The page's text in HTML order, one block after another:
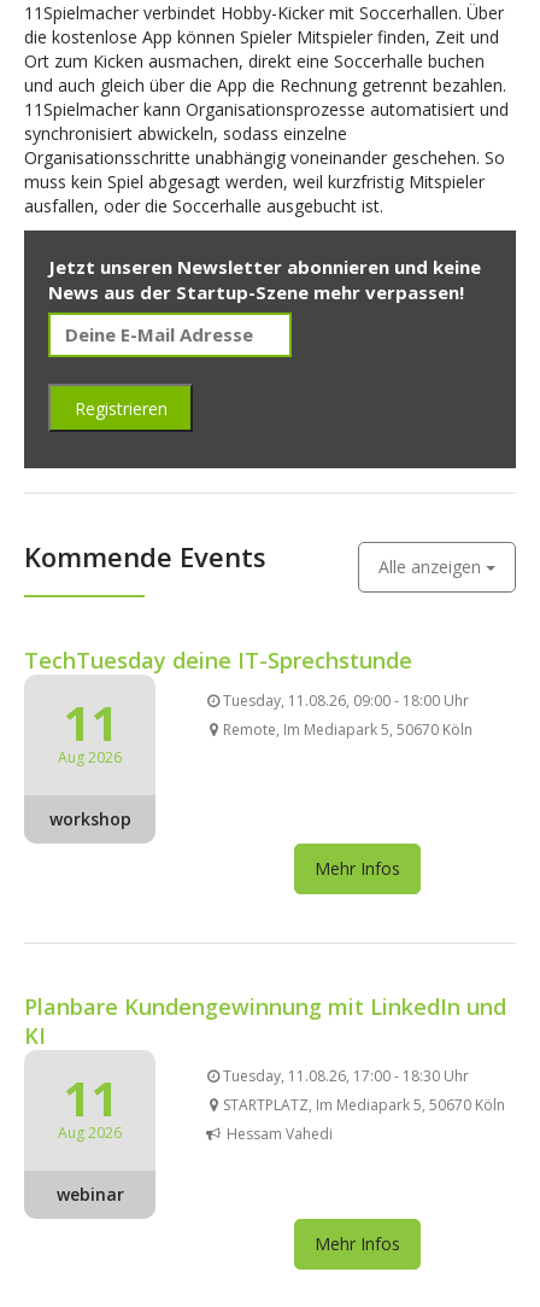
11Spielmacher verbindet Hobby-Kicker mit Soccerhallen. Über
die kostenlose App können Spieler Mitspieler finden, Zeit und
Ort zum Kicken ausmachen, direkt eine Soccerhalle buchen
und auch gleich über die App die Rechnung getrennt bezahlen.
11Spielmacher kann Organisationsprozesse automatisiert und
synchronisiert abwickeln, sodass einzelne
Organisationsschritte unabhängig voneinander geschehen. So
muss kein Spiel abgesagt werden, weil kurzfristig Mitspieler
ausfallen, oder die Soccerhalle ausgebucht ist.
Jetzt unseren Newsletter abonnieren und keine
News aus der Startup-Szene mehr verpassen!
Kommende Events Alle anzeigen
TechTuesday deine IT-Sprechstunde
11
Aug 2026
workshop
Tuesday, 11.08.26, 09:00 - 18:00 Uhr
Remote, Im Mediapark 5, 50670 Köln
Mehr Infos
Planbare Kundengewinnung mit LinkedIn und
KI
11
Aug 2026
webinar
Tuesday, 11.08.26, 17:00 - 18:30 Uhr
STARTPLATZ, Im Mediapark 5, 50670 Köln
Hessam Vahedi
Mehr Infos